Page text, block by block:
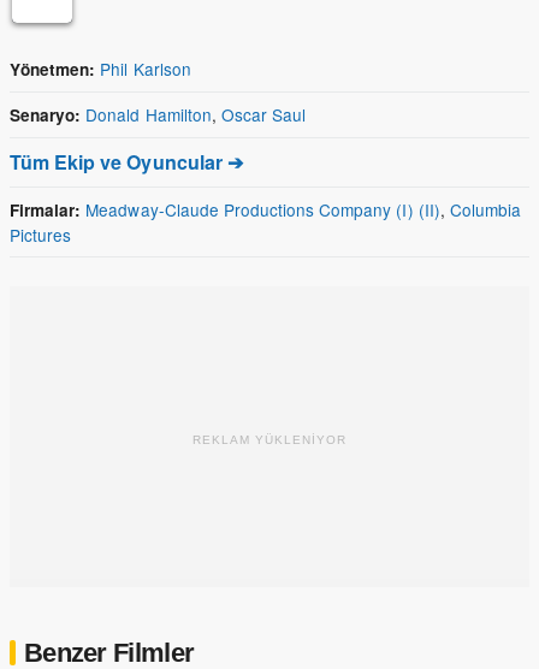
Yönetmen: Phil Karlson
Senaryo: Donald Hamilton, Oscar Saul
Tüm Ekip ve Oyuncular ➔
Firmalar: Meadway-Claude Productions Company (I) (II), Columbia
Pictures
REKLAM YÜKLENİYOR
Benzer Filmler